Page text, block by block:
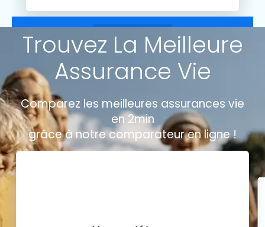
Trouvez La Meilleure
Assurance Vie
Comparez les meilleures assurances vie
en 2min
grâce à notre comparateur en ligne !